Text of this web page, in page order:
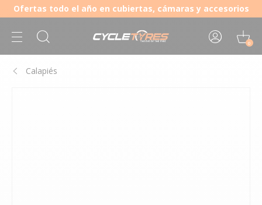
Ofertas todo el año en cubiertas, cámaras y accesorios
0
Calapiés